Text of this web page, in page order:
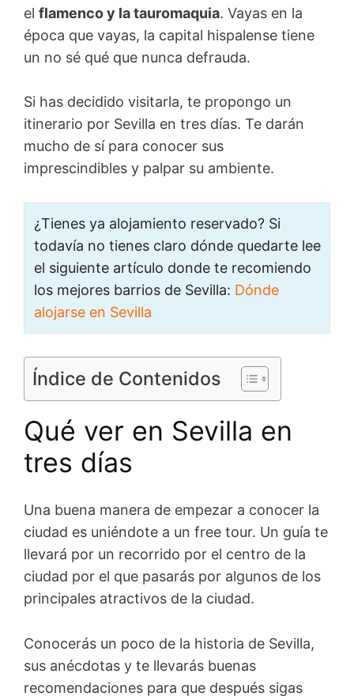
el flamenco y la tauromaquia. Vayas en la
época que vayas, la capital hispalense tiene
un no sé qué que nunca defrauda.
Si has decidido visitarla, te propongo un
itinerario por Sevilla en tres días. Te darán
mucho de sí para conocer sus
imprescindibles y palpar su ambiente.
¿Tienes ya alojamiento reservado? Si
todavía no tienes claro dónde quedarte lee
el siguiente artículo donde te recomiendo
los mejores barrios de Sevilla: Dónde
alojarse en Sevilla
Índice de Contenidos
Qué ver en Sevilla en
tres días
Una buena manera de empezar a conocer la
ciudad es uniéndote a un free tour. Un guía te
llevará por un recorrido por el centro de la
ciudad por el que pasarás por algunos de los
principales atractivos de la ciudad.
Conocerás un poco de la historia de Sevilla,
sus anécdotas y te llevarás buenas
recomendaciones para que después sigas